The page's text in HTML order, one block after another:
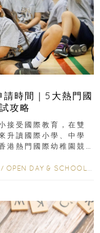
時間｜5大熱門國
攻略
接受國際教育，在雙
升讀國際小學、中學
港熱門國際幼稚園競
/ OPEN DAY & SCHOOL EVENTS